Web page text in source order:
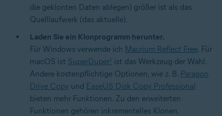
die geklonten Daten ablegen) größer ist als das
Quelllaufwerk (das aktuelle).
Laden Sie ein Klonprogramm herunter.
Für Windows verwende ich Macrium Reflect Free. Für
macOS ist SuperDuper! ist das Werkzeug der Wahl.
Andere kostenpflichtige Optionen, wie z. B. Paragon
Drive Copy und EaseUS Disk Copy Professional
bieten mehr Funktionen. Zu den erweiterten
Funktionen gehören inkrementelles Klonen,